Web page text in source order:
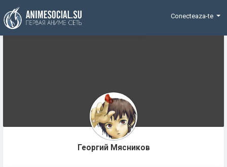
Funding
Conecteaza-te
Георгий Мясников